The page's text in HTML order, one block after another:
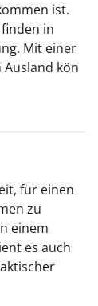
ist.
in
Mit einer
kön
für einen
zu
einem
es auch